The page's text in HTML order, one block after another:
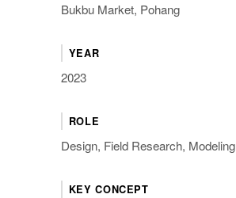
Bukbu Market, Pohang
YEAR
2023
ROLE
Design, Field Research, Modeling
KEY CONCEPT